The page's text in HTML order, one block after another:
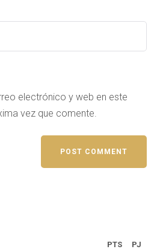
electrónico y web en este
vez que comente.
PTS PJ